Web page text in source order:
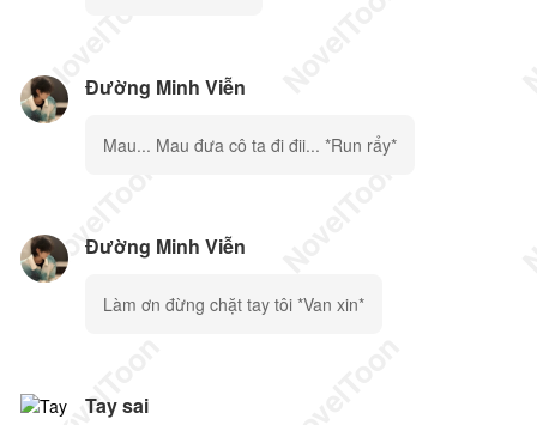
Đường Minh Viễn
Mau... Mau đưa cô ta đi đii... *Run rẩy*
Đường Minh Viễn
Làm ơn đừng chặt tay tôi *Van xin*
Tay sai